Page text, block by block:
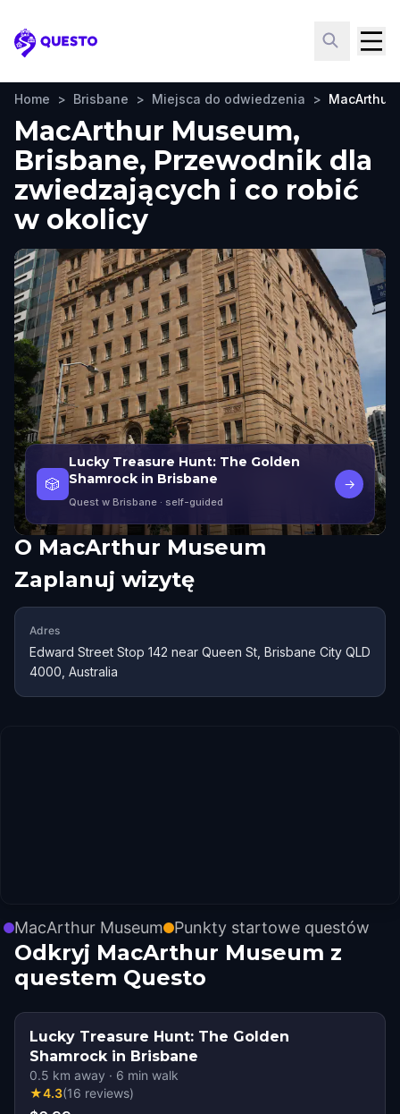
Questo
Home > Brisbane > Miejsca do odwiedzenia > MacArthur
MacArthur Museum,
Brisbane, Przewodnik dla
zwiedzających i co robić
w okolicy
🎲
Lucky Treasure Hunt: The Golden
Shamrock in Brisbane
Quest w Brisbane · self-guided
→
O MacArthur Museum
Zaplanuj wizytę
Adres
Edward Street Stop 142 near Queen St, Brisbane City QLD
4000, Australia
MacArthur Museum Punkty startowe questów
Odkryj MacArthur Museum z
questem Questo
Lucky Treasure Hunt: The Golden
Shamrock in Brisbane
0.5 km away · 6 min walk
★4.3(16 reviews)